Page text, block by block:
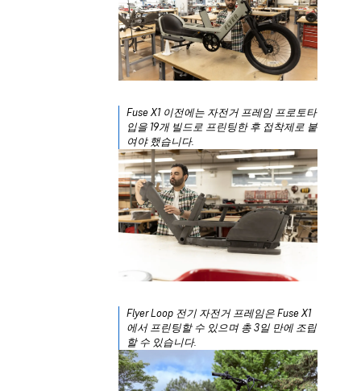
Fuse X1 이전에는 자전거 프레임 프로토타
입을 19개 빌드로 프린팅한 후 접착제로 붙
여야 했습니다.
Flyer Loop 전기 자전거 프레임은 Fuse X1
에서 프린팅할 수 있으며 총 3일 만에 조립
할 수 있습니다.